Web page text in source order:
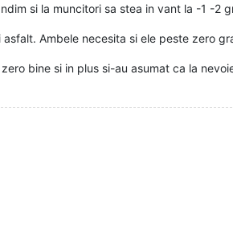
si la muncitori sa stea in vant la -1 -2
Ambele necesita si ele peste zero
bine si in plus si-au asumat ca la